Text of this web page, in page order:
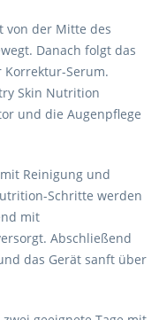
von der Mitte des
Danach folgt das
Serum.
Skin Nutrition
und die Augenpflege
Reinigung und
Schritte werden
mit
Abschließend
das Gerät sanft über